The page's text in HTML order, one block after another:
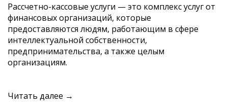
Рассчетно-кассовые услуги — это комплекс услуг от
финансовых организаций, которые
предоставляются людям, работающим в сфере
интеллектуальной собственности,
предпринимательства, а также целым
организациям.
Читать далее →